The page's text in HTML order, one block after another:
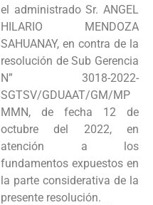
Intranet
el administrado Sr. ANGEL
HILARIO MENDOZA
SAHUANAY, en contra de la
resolución de Sub Gerencia
N” 3018-2022-
SGTSV/GDUAAT/GM/MP
MMN, de fecha 12 de
octubre del 2022, en
atención a los
fundamentos expuestos en
la parte considerativa de la
presente resolución.